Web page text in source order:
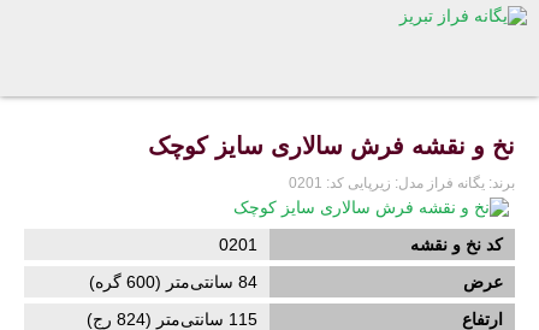
نخ و نقشه فرش سالاری سایز کوچک
برند: یگانه فراز مدل: زیرپایی کد: 0201
کد نخ و نقشه
0201
عرض
84 سانتی‌متر (600 گره)
ارتفاع
115 سانتی‌متر (824 رج)